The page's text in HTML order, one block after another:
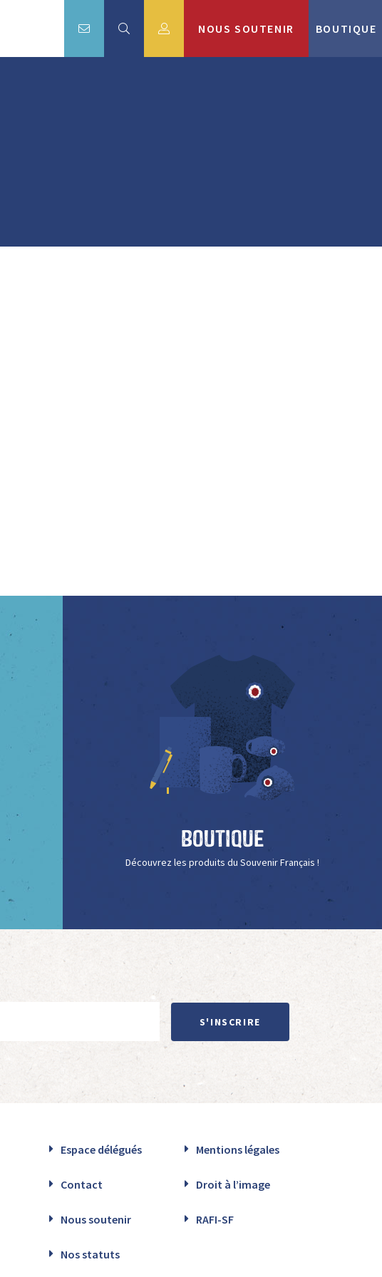
NOUS SOUTENIR BOUTIQUE
Boutique
Découvrez les produits du Souvenir Français !
S'INSCRIRE
Espace délégués Mentions légales
Contact Droit à l’image
Nous soutenir RAFI-SF
Nos statuts